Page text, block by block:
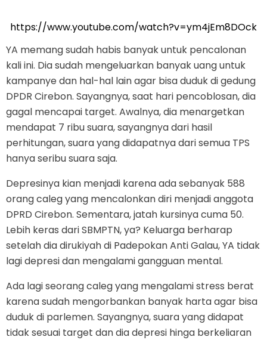
https://www.youtube.com/watch?v=ym4jEm8DOck
YA memang sudah habis banyak untuk pencalonan
kali ini. Dia sudah mengeluarkan banyak uang untuk
kampanye dan hal-hal lain agar bisa duduk di gedung
DPDR Cirebon. Sayangnya, saat hari pencoblosan, dia
gagal mencapai target. Awalnya, dia menargetkan
mendapat 7 ribu suara, sayangnya dari hasil
perhitungan, suara yang didapatnya dari semua TPS
hanya seribu suara saja.
Depresinya kian menjadi karena ada sebanyak 588
orang caleg yang mencalonkan diri menjadi anggota
DPRD Cirebon. Sementara, jatah kursinya cuma 50.
Lebih keras dari SBMPTN, ya? Keluarga berharap
setelah dia dirukiyah di Padepokan Anti Galau, YA tidak
lagi depresi dan mengalami gangguan mental.
Ada lagi seorang caleg yang mengalami stress berat
karena sudah mengorbankan banyak harta agar bisa
duduk di parlemen. Sayangnya, suara yang didapat
tidak sesuai target dan dia depresi hinga berkeliaran